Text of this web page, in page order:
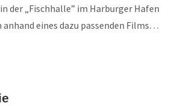
der „Fischhalle” im Harburger Hafen
eines dazu passenden Films…